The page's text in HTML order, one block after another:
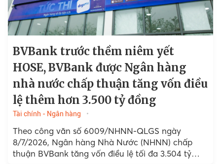
BVBank trước thềm niêm yết
HOSE, BVBank được Ngân hàng
nhà nước chấp thuận tăng vốn điều
lệ thêm hơn 3.500 tỷ đồng
Tài chính - Ngân hàng
Theo công văn số 6009/NHNN-QLGS ngày
8/7/2026, Ngân hàng Nhà Nước (NHNN) chấp
thuận BVBank tăng vốn điều lệ tối đa 3.504 tỷ